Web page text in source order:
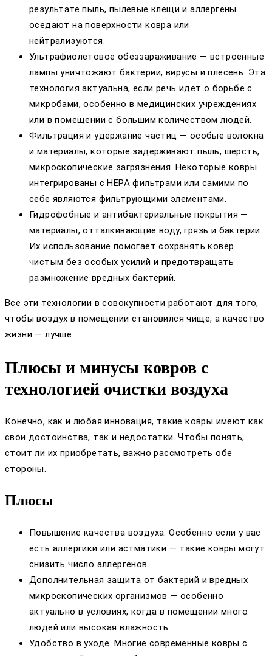
результате пыль, пылевые клещи и аллергены
оседают на поверхности ковра или
нейтрализуются.
Ультрафиолетовое обеззараживание — встроенные
лампы уничтожают бактерии, вирусы и плесень. Эта
технология актуальна, если речь идет о борьбе с
микробами, особенно в медицинских учреждениях
или в помещении с большим количеством людей.
Фильтрация и удержание частиц — особые волокна
и материалы, которые задерживают пыль, шерсть,
микроскопические загрязнения. Некоторые ковры
интегрированы с HEPA фильтрами или самими по
себе являются фильтрующими элементами.
Гидрофобные и антибактериальные покрытия —
материалы, отталкивающие воду, грязь и бактерии.
Их использование помогает сохранять ковёр
чистым без особых усилий и предотвращать
размножение вредных бактерий.
Все эти технологии в совокупности работают для того,
чтобы воздух в помещении становился чище, а качество
жизни — лучше.
Плюсы и минусы ковров с
технологией очистки воздуха
Конечно, как и любая инновация, такие ковры имеют как
свои достоинства, так и недостатки. Чтобы понять,
стоит ли их приобретать, важно рассмотреть обе
стороны.
Плюсы
Повышение качества воздуха. Особенно если у вас
есть аллергики или астматики — такие ковры могут
снизить число аллергенов.
Дополнительная защита от бактерий и вредных
микроскопических организмов — особенно
актуально в условиях, когда в помещении много
людей или высокая влажность.
Удобство в уходе. Многие современные ковры с